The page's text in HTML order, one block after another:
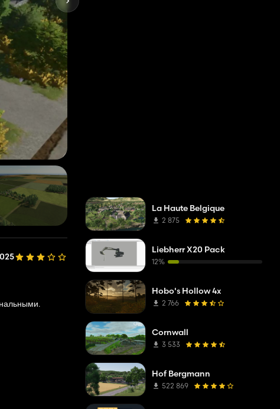
La Haute Belgique
2 875
Liebherr X20 Pack
12%
Hobo's Hollow 4x
2 766
Cornwall
3 533
Hof Bergmann
522 869